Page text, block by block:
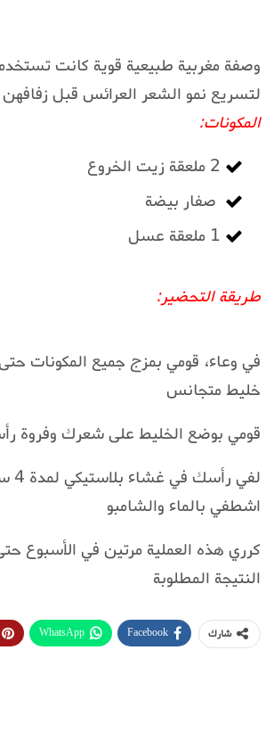
وصفة مغربية طبيعية قوية كانت
لتسريع نمو الشعر العرائس قبل زفافهن
المكونات:
2 ملعقة زيت الخروع
صفار بيضة
1 ملعقة عسل
طريقة التحضير:
في وعاء، قومي بمزج جميع المكونات
خليط متجانس
قومي بوضع الخليط على شعرك وفروة
اشطفي بالماء والشامبو
كرري هذه العملية مرتين في الأسبوع
النتيجة المطلوبة
شارك Facebook
WhatsApp